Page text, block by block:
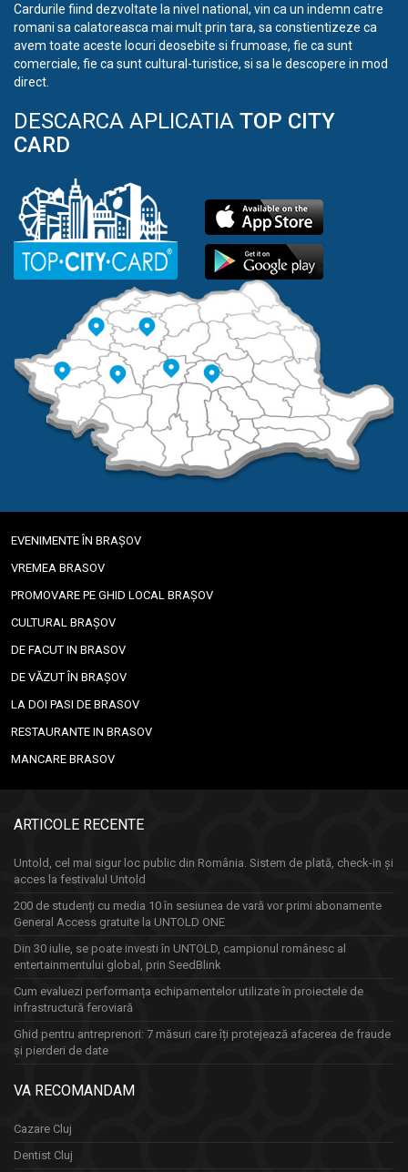
Cardurile fiind dezvoltate la nivel national, vin ca un indemn catre
romani sa calatoreasca mai mult prin tara, sa constientizeze ca
avem toate aceste locuri deosebite si frumoase, fie ca sunt
comerciale, fie ca sunt cultural-turistice, si sa le descopere in mod
direct.
DESCARCA APLICATIA TOP CITY
CARD
EVENIMENTE ÎN BRAȘOV
VREMEA BRASOV
PROMOVARE PE GHID LOCAL BRAȘOV
CULTURAL BRAȘOV
DE FACUT IN BRASOV
DE VĂZUT ÎN BRAȘOV
LA DOI PASI DE BRASOV
RESTAURANTE IN BRASOV
MANCARE BRASOV
ARTICOLE RECENTE
Untold, cel mai sigur loc public din România. Sistem de plată, check-in și
acces la festivalul Untold
200 de studenți cu media 10 în sesiunea de vară vor primi abonamente
General Access gratuite la UNTOLD ONE
Din 30 iulie, se poate investi în UNTOLD, campionul românesc al
entertainmentului global, prin SeedBlink
Cum evaluezi performanța echipamentelor utilizate în proiectele de
infrastructură feroviară
Ghid pentru antreprenori: 7 măsuri care îți protejează afacerea de fraude
și pierderi de date
VA RECOMANDAM
Cazare Cluj
Dentist Cluj